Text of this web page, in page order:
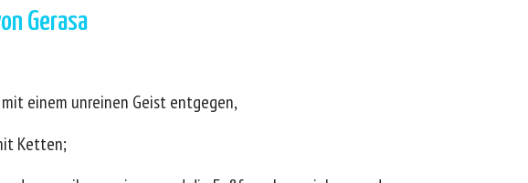
Gerasa
einem unreinen Geist entgegen,
Ketten;